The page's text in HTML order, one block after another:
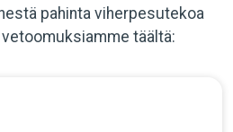
pahinta viherpesutekoa
täältä: